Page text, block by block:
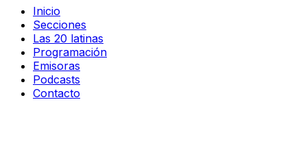
Inicio
Secciones
Las 20 latinas
Programación
Emisoras
Podcasts
Contacto